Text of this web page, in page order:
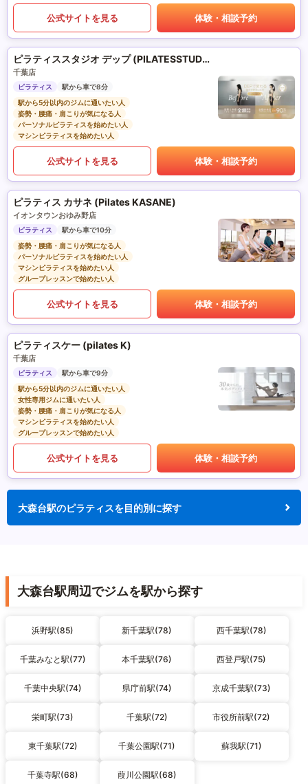
公式サイトを見る 体験・相談予約
ピラティススタジオ デップ (PILATESSTUDIO DEP)
千葉店
ピラティス
駅から車で8分
駅から5分以内のジムに通いたい人
姿勢・腰痛・肩こりが気になる人
パーソナルピラティスを始めたい人
マシンピラティスを始めたい人
公式サイトを見る 体験・相談予約
ピラティス カサネ (Pilates KASANE)
イオンタウンおゆみ野店
ピラティス
駅から車で10分
姿勢・腰痛・肩こりが気になる人
パーソナルピラティスを始めたい人
マシンピラティスを始めたい人
グループレッスンで始めたい人
公式サイトを見る 体験・相談予約
ピラティスケー (pilates K)
千葉店
ピラティス
駅から車で9分
駅から5分以内のジムに通いたい人
女性専用ジムに通いたい人
姿勢・腰痛・肩こりが気になる人
マシンピラティスを始めたい人
グループレッスンで始めたい人
公式サイトを見る 体験・相談予約
大森台駅のピラティスを目的別に探す
大森台駅周辺でジムを駅から探す
浜野駅(85) 新千葉駅(78) 西千葉駅(78)
千葉みなと駅(77) 本千葉駅(76) 西登戸駅(75)
千葉中央駅(74) 県庁前駅(74) 京成千葉駅(73)
栄町駅(73) 千葉駅(72) 市役所前駅(72)
東千葉駅(72) 千葉公園駅(71) 蘇我駅(71)
千葉寺駅(68) 葭川公園駅(68)